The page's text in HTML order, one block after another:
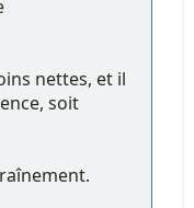
nettes, et il
soit